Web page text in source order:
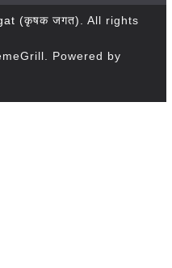
(कृषक जगत)
. All rights
Powered by